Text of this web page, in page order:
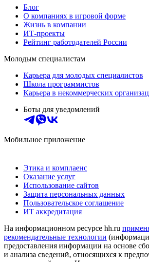
Блог
О компаниях в игровой форме
Жизнь в компании
ИТ-проекты
Рейтинг работодателей России
Молодым специалистам
Карьера для молодых специалистов
Школа программистов
Карьера в некоммерческих
Боты для уведомлений
Мобильное приложение
Этика и комплаенс
Оказание услуг
Использование сайтов
Защита персональных данных
Пользовательское соглашение
ИТ аккредитация
На информационном ресурсе hh.ru
рекомендательные технологии
предоставления информации на основе
и анализа сведений, относящихся к